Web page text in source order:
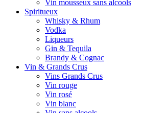
Vin mousseux sans alcools
Spiritueux
Whisky & Rhum
Vodka
Liqueurs
Gin & Tequila
Brandy & Cognac
Vin & Grands Crus
Vins Grands Crus
Vin rouge
Vin rosé
Vin blanc